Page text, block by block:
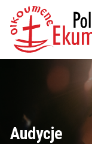
Audycje